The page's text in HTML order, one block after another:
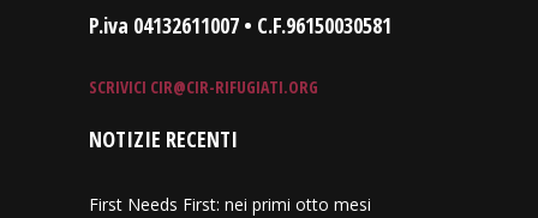
P.iva 04132611007 • C.F.96150030581
SCRIVICI CIR@CIR-RIFUGIATI.ORG
NOTIZIE RECENTI
First Needs First: nei primi otto mesi